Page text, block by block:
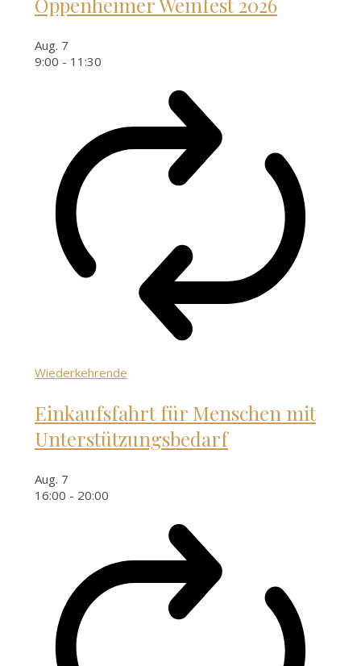
Aug. 7
9:00 - 11:30
Wiederkehrende
Einkaufsfahrt für Menschen mit
Unterstützungsbedarf
Aug. 7
16:00 - 20:00